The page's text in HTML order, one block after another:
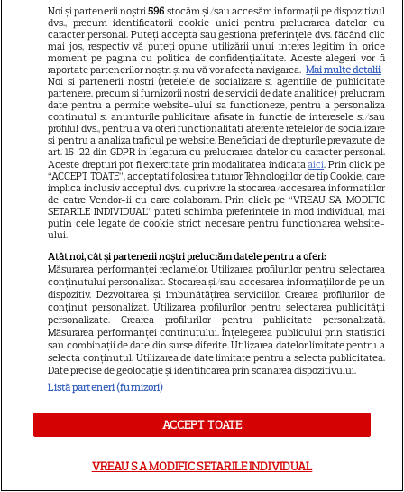
16
NETFLIX
Noutăți Netflix în august 2026:
Robert De Niro, „Nosferatu” și
noile sezoane din „Outer
Banks” și „Un veac de
singurătate”
14
VEDETE STRĂINE
Sean Astin din „Stăpânul
Inelelor” a fost nevoit să își
salariului mic: Câți bani a
primit de fapt
VEDETE STRĂINE
Elon Musk, atac la adresa
regizorului premiat cu Oscar
despre viața sa. Filmul are 232
Noi și partenerii noștri596 stocăm și/sau accesăm informații pe dispozitivul
dvs., precum identificatorii cookie unici pentru prelucrarea datelor cu
caracter personal. Puteți accepta sau gestiona preferințele dvs. făcând clic
mai jos, respectiv vă puteți opune utilizării unui interes legitim în orice
moment pe pagina cu politica de confidențialitate. Aceste alegeri vor fi
raportate partenerilor noștri și nu vă vor afecta navigarea. Mai multe detalii
Noi si partenerii nostri (retelele de socializare si agentiile de publicitate
partenere, precum si furnizorii nostri de servicii de date analitice) prelucram
date pentru a permite website-ului sa functioneze, pentru a personaliza
continutul si anunturile publicitare afisate in functie de interesele si/sau
profilul dvs., pentru a va oferi functionalitati aferente retelelor de socializare
si pentru a analiza traficul pe website. Beneficiati de drepturile prevazute de
art. 15-22 din GDPR in legatura cu prelucrarea datelor cu caracter personal.
Aceste drepturi pot fi exercitate prin modalitatea indicataaici. Prin click pe
“ACCEPT TOATE”, acceptati folosirea tuturor Tehnologiilor de tip Cookie, care
implica inclusiv acceptul dvs. cu privire la stocarea/accesarea informatiilor
de catre Vendor-ii cu care colaboram. Prin click pe “VREAU SA MODIFIC
SETARILE INDIVIDUAL” puteti schimba preferintele in mod individual, mai
putin cele legate de cookie strict necesare pentru functionarea website-
ului.
Atât noi, cât și partenerii noștri prelucrăm datele pentru a oferi:
Măsurarea performanței reclamelor. Utilizarea profilurilor pentru selectarea
conținutului personalizat. Stocarea și/sau accesarea informațiilor de pe un
dispozitiv. Dezvoltarea și îmbunătățirea serviciilor. Crearea profilurilor de
conținut personalizat. Utilizarea profilurilor pentru selectarea publicității
personalizate. Crearea profilurilor pentru publicitate personalizată.
Măsurarea performanței conținutului. Înțelegerea publicului prin statistici
sau combinații de date din surse diferite. Utilizarea datelor limitate pentru a
selecta conținutul. Utilizarea de date limitate pentru a selecta publicitatea.
Date precise de geolocație și identificarea prin scanarea dispozitivului.
Listă parteneri (furnizori)
ACCEPT TOATE
VREAU SA MODIFIC SETARILE INDIVIDUAL